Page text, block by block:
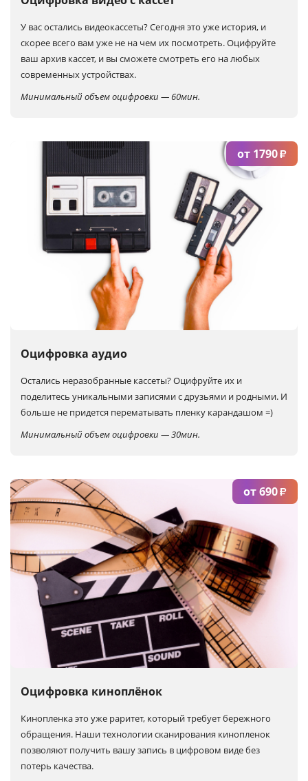
У вас остались видеокассеты? Сегодня это уже история, и
скорее всего вам уже не на чем их посмотреть. Оцифруйте
ваш архив кассет, и вы сможете смотреть его на любых
современных устройствах.
Минимальный объем оцифровки — 60мин.
Оцифровка аудио
Остались неразобранные кассеты?Оцифруйте их и
поделитесь уникальными записями с друзьями и родными. И
больше не придется перематывать пленку карандашом =)
Минимальный объем оцифровки — 30мин.
от 1790₽
Оцифровка киноплёнок
Кинопленка это уже раритет, который требует бережного
обращения. Наши технологии сканирования кинопленок
позволяют получить вашу запись в цифровом виде без
потерь качества.
от 690₽